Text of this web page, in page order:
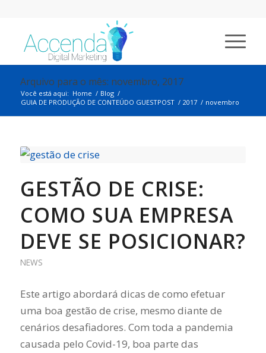
Arquivo para o mês: novembro, 2017
Você está aqui: Home / Blog /
GUIA DE PRODUÇÃO DE CONTEÚDO GUESTPOST / 2017 / novembro
GESTÃO DE CRISE:
COMO SUA EMPRESA
DEVE SE POSICIONAR?
NEWS
Este artigo abordará dicas de como efetuar
uma boa gestão de crise, mesmo diante de
cenários desafiadores. Com toda a pandemia
causada pelo Covid-19, boa parte das